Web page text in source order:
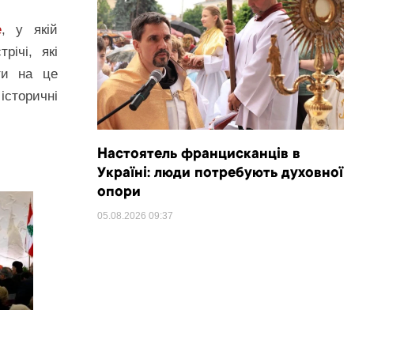
, у якій
які
на це
Настоятель францисканців в
Україні: люди потребують духовної
опори
05.08.2026 09:37